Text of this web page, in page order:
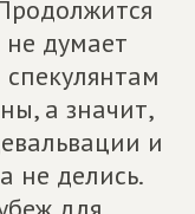
думает
а значит,
и
не делись.